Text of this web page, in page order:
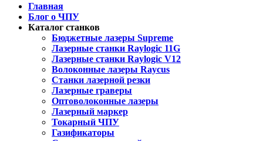
Главная
Блог о ЧПУ
Каталог станков
Бюджетные лазеры Supreme
Лазерные станки Raylogic 11G
Лазерные станки Raylogic V12
Волоконные лазеры Raycus
Станки лазерной резки
Лазерные граверы
Оптоволоконные лазеры
Лазерный маркер
Токарный ЧПУ
Газификаторы